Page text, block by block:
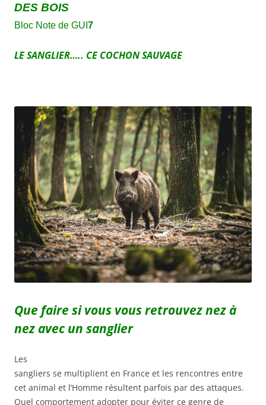
DES BOIS
Bloc Note de GUI 7
LE SANGLIER….. CE COCHON SAUVAGE
Que faire si vous vous retrouvez nez à
nez avec un sanglier
Les
sangliers se multiplient en France et les rencontres entre
cet animal et l’Homme résultent parfois par des attaques.
Quel comportement adopter pour éviter ce genre de